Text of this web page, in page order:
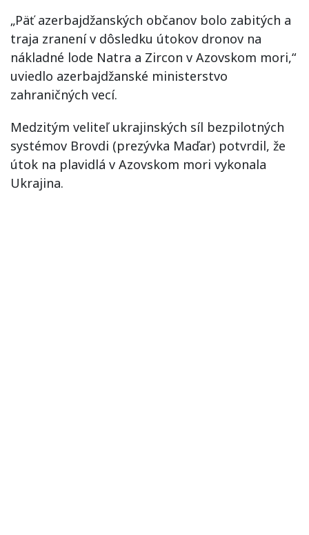
„Päť azerbajdžanských občanov bolo zabitých a
traja zranení v dôsledku útokov dronov na
nákladné lode Natra a Zircon v Azovskom mori,“
uviedlo azerbajdžanské ministerstvo
zahraničných vecí.
Medzitým veliteľ ukrajinských síl bezpilotných
systémov Brovdi (prezývka Maďar) potvrdil, že
útok na plavidlá v Azovskom mori vykonala
Ukrajina.